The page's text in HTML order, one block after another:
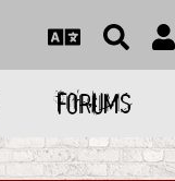
FORUMS